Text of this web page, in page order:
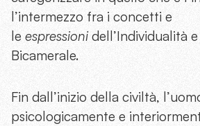
l’intermezzo fra i concetti e
le espressionidell’Individualità
Bicamerale.
Fin dall’inizio della civiltà,
psicologicamente e